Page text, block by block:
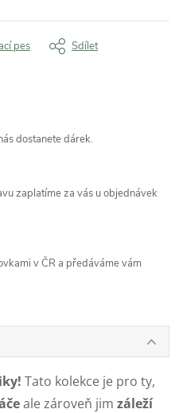
pes Sdílet
dostanete dárek.
zaplatíme za vás u objednávek
v ČR a předáváme vám
Tato kolekce je pro ty,
ale zároveň jim záleží